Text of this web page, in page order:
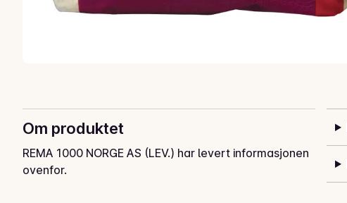
Om produktet
REMA 1000 NORGE AS (LEV.) har levert informasjonen
ovenfor.